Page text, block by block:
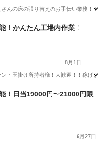
んの床の張り替えのお手伝い業務！
！かんたん工場内作業！
8月1日
ン・玉掛け所持者様！大歓迎！！稼げ
！日当19000円〜21000円限
6月27日